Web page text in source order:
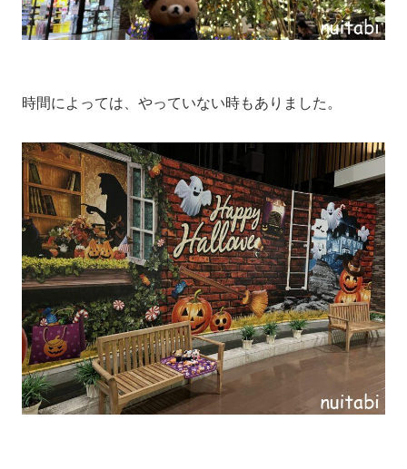
時間によっては、やっていない時もありました。